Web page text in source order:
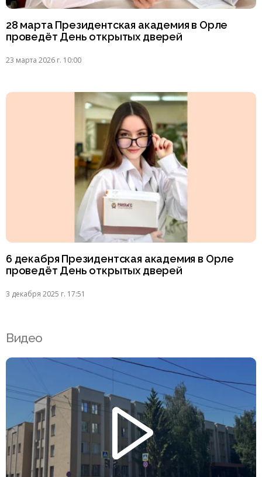
28 марта Президентская академия в Орле
проведёт День открытых дверей
23 марта 2026 г. 10:00
6 декабря Президентская академия в Орле
проведёт День открытых дверей
3 декабря 2025 г. 17:51
Видео